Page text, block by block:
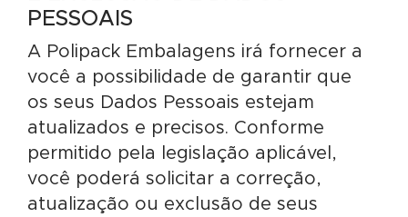
PESSOAIS
A Polipack Embalagens irá fornecer a
você a possibilidade de garantir que
os seus Dados Pessoais estejam
atualizados e precisos. Conforme
permitido pela legislação aplicável,
você poderá solicitar a correção,
atualização ou exclusão de seus